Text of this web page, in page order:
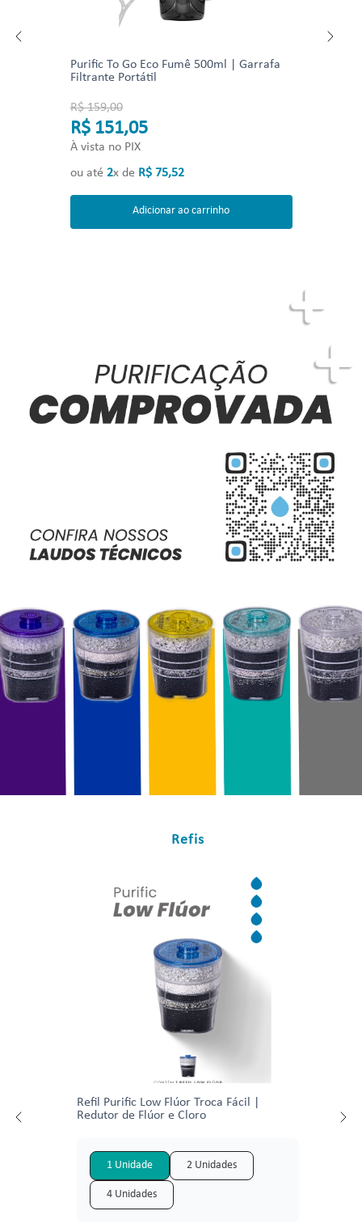
Purific To Go Eco Fumê 500ml | Garrafa
Filtrante Portátil
R$ 159,00
R$ 151,05
À vista no PIX
ou até 2x de R$ 75,52
Adicionar ao carrinho
Refis
Refil Purific Low Flúor Troca Fácil |
Redutor de Flúor e Cloro
1 Unidade 2 Unidades
4 Unidades